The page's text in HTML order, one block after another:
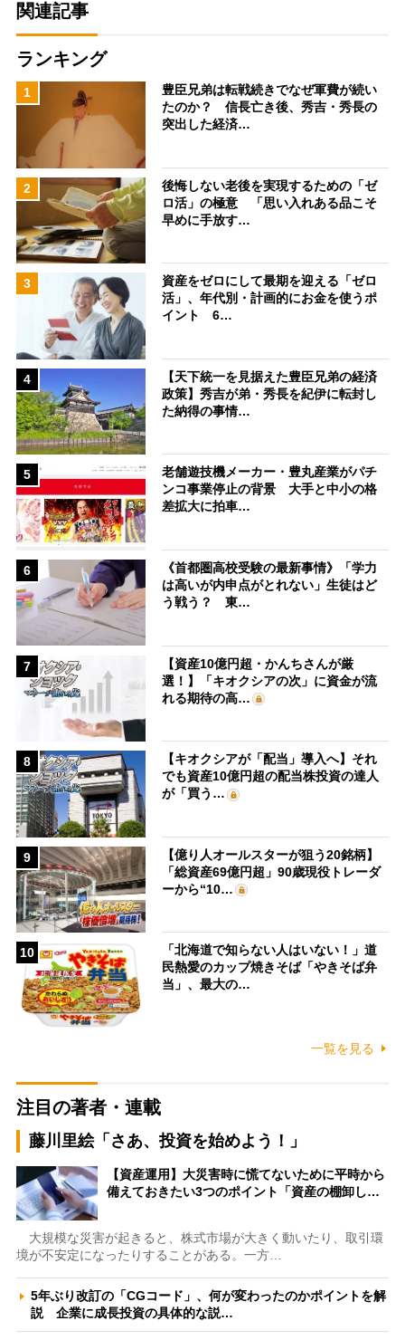
関連記事
ランキング
1
豊臣兄弟は転戦続きでなぜ軍費が続い
たのか？ 信長亡き後、秀吉・秀長の
突出した経済…
2
後悔しない老後を実現するための「ゼ
ロ活」の極意 「思い入れある品こそ
早めに手放す…
3
資産をゼロにして最期を迎える「ゼロ
活」、年代別・計画的にお金を使うポ
イント 6…
4
【天下統一を見据えた豊臣兄弟の経済
政策】秀吉が弟・秀長を紀伊に転封し
た納得の事情…
5
老舗遊技機メーカー・豊丸産業がパチ
ンコ事業停止の背景 大手と中小の格
差拡大に拍車…
6
《首都圏高校受験の最新事情》「学力
は高いが内申点がとれない」生徒はど
う戦う？ 東…
7
【資産10億円超・かんちさんが厳
選！】「キオクシアの次」に資金が流
れる期待の高…
8
【キオクシアが「配当」導入へ】それ
でも資産10億円超の配当株投資の達人
が「買う…
9
【億り人オールスターが狙う20銘柄】
「総資産69億円超」90歳現役トレーダ
ーから“10…
10
「北海道で知らない人はいない！」道
民熱愛のカップ焼きそば「やきそば弁
当」、最大の…
一覧を見る
注目の著者・連載
藤川里絵「さあ、投資を始めよう！」
【資産運用】大災害時に慌てないために平時から
備えておきたい3つのポイント「資産の棚卸し…
大規模な災害が起きると、株式市場が大きく動いたり、取引環
境が不安定になったりすることがある。一方…
5年ぶり改訂の「CGコード」、何が変わったのかポイントを解
説 企業に成長投資の具体的な説…